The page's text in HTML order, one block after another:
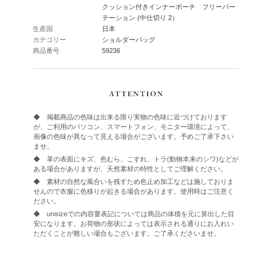
クッション付きインナーポーチ フリーパー
テーション (中仕切り 2）
生産国
日本
カテゴリー
ショルダーバッグ
商品番号
59236
◆ 掲載商品の色味は出来る限り実物の色味に近づけております
が、ご利用のパソコン、スマートフォン、モニター環境によって、
画像の色味が異なって見える場合がございます。予めご了承下さい
ませ。
◆ 革の表面にキズ、色むら、こすれ、トラ(動物本来のシワ)などが
ある場合がありますが、天然素材の特性としてご理解ください。
◆ 素材の自然な風合いを残すため色止め加工などは施しておりま
せんので衣服に色移りが起きる場合があります。使用時はご注意く
ださい。
◆ unisizeでの内容量表記については商品の体積を元に算出した目
安になります。お荷物の形状によっては表示される通りにお入れい
ただくことが難しい場合もございます。ご了承くださいませ。